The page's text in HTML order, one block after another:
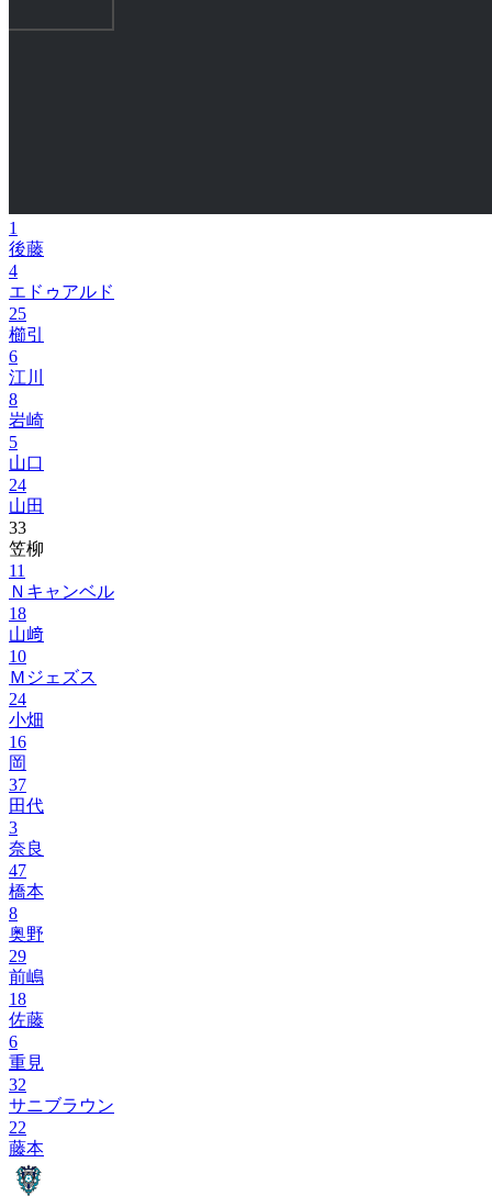
1
後藤
4
エドゥアルド
25
櫛引
6
江川
8
岩崎
5
山口
24
山田
33
笠柳
11
Ｎキャンベル
18
山﨑
10
Ｍジェズス
24
小畑
16
岡
37
田代
3
奈良
47
橋本
8
奥野
29
前嶋
18
佐藤
6
重見
32
サニブラウン
22
藤本